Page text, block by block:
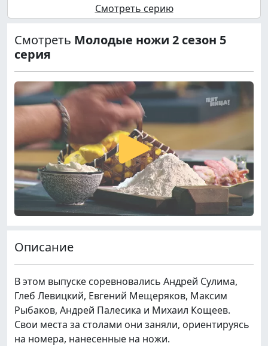
Смотреть серию
Смотреть Молодые ножи 2 сезон 5
серия
Описание
В этом выпуске соревновались Андрей Сулима,
Глеб Левицкий, Евгений Мещеряков, Максим
Рыбаков, Андрей Палесика и Михаил Кощеев.
Свои места за столами они заняли, ориентируясь
на номера, нанесенные на ножи.